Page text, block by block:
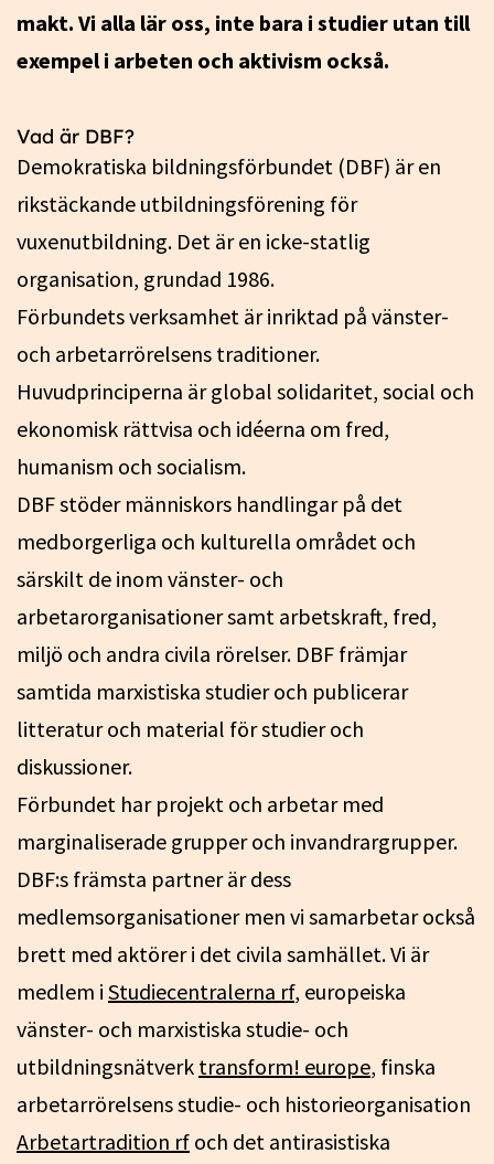
makt. Vi alla lär oss, inte bara i studier utan till
exempel i arbeten och aktivism också.
Vad är DBF?
Demokratiska bildningsförbundet (DBF) är en
rikstäckande utbildningsförening för
vuxenutbildning. Det är en icke-statlig
organisation, grundad 1986.
Förbundets verksamhet är inriktad på vänster-
och arbetarrörelsens traditioner.
Huvudprinciperna är global solidaritet, social och
ekonomisk rättvisa och idéerna om fred,
humanism och socialism.
DBF stöder människors handlingar på det
medborgerliga och kulturella området och
särskilt de inom vänster- och
arbetarorganisationer samt arbetskraft, fred,
miljö och andra civila rörelser. DBF främjar
samtida marxistiska studier och publicerar
litteratur och material för studier och
diskussioner.
Förbundet har projekt och arbetar med
marginaliserade grupper och invandrargrupper.
DBF:s främsta partner är dess
medlemsorganisationer men vi samarbetar också
brett med aktörer i det civila samhället. Vi är
medlem i Studiecentralerna rf, europeiska
vänster- och marxistiska studie- och
utbildningsnätverk transform! europe, finska
arbetarrörelsens studie- och historieorganisation
Arbetartradition rf och det antirasistiska